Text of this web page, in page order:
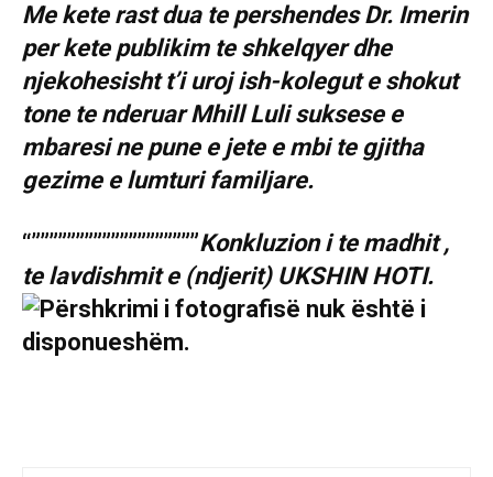
Me kete rast dua te pershendes Dr. Imerin
per kete publikim te shkelqyer dhe
njekohesisht t’i uroj ish-kolegut e shokut
tone te nderuar Mhill Luli suksese e
mbaresi ne pune e jete e mbi te gjitha
gezime e lumturi familjare.
“”””””””””””””””””””Konkluzion i te madhit ,
te lavdishmit e (ndjerit) UKSHIN HOTI.